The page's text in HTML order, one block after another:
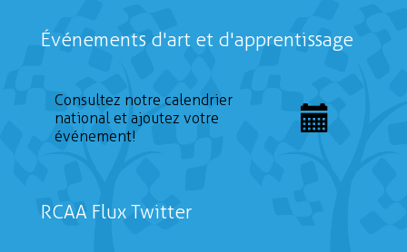
Événements d'art et d'apprentissage
Consultez notre calendrier
national et ajoutez votre
événement!
RCAA Flux Twitter